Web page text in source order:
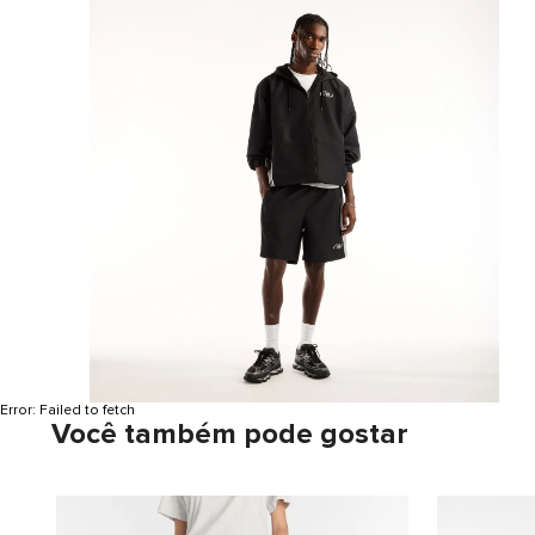
Error: Failed to fetch
Você também pode gostar